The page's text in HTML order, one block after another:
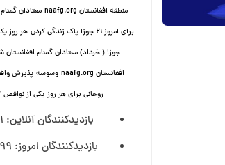
منطقه افغانستان naafg.org
معتادان
برای امروز ۲۱ جوزا پاک زندگی کردن
جوزا ( خرداد) معتادان گمنام افغانستان
افغانستان naafg.org
وسوسه پذيرش
روحانی برای هر روز یکی از نواقص
بازدیدکنندگان آنلاین: 1
بازدیدکنندگان امروز: